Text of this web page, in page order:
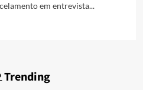
em entrevista...
Trending